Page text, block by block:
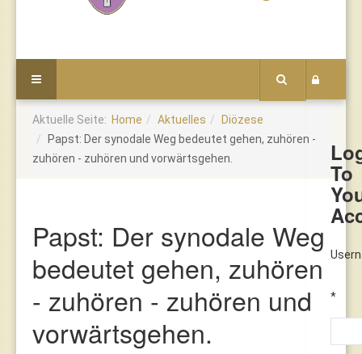
To
*
Aktuelle Seite: Home Aktuelles
Diözese
Papst: Der synodale Weg bedeutet gehen, zuhören -
zuhören - zuhören und vorwärtsgehen.
Papst: Der synodale Weg
bedeutet gehen, zuhören
- zuhören - zuhören und
vorwärtsgehen.